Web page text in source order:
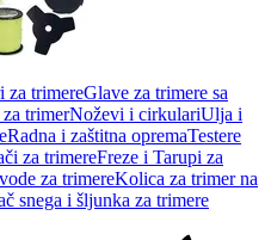
za trimereGlave za trimere sa
za trimerNoževi i cirkulariUlja i
Radna i zaštitna opremaTestere
za trimereFreze i Tarupi za
za trimereKolica za trimer na
snega i šljunka za trimere